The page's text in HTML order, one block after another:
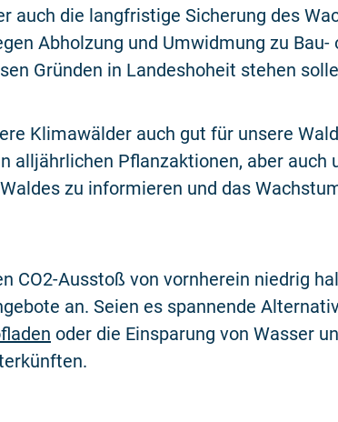
auch die langfristige Sicherung des
Abholzung und Umwidmung zu
Gründen in Landeshoheit stehen
Klimawälder auch gut für unsere
alljährlichen Pflanzaktionen, aber auch
zu informieren und das
CO2-Ausstoß von vornherein niedrig
an. Seien es spannende
oder die Einsparung von Wasser